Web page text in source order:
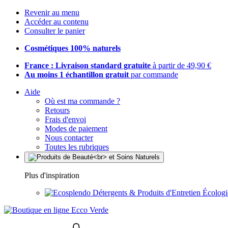
Revenir au menu
Accéder au contenu
Consulter le panier
Cosmétiques 100% naturels
France : Livraison standard gratuite à partir de 49,90 €
Au moins 1 échantillon gratuit par commande
Aide
Où est ma commande ?
Retours
Frais d'envoi
Modes de paiement
Nous contacter
Toutes les rubriques
Plus d'inspiration
Détergents & Produits d'Entretien